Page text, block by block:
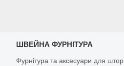
ШВЕЙНА ФУРНІТУРА
Фурнітура та аксесуари для штор